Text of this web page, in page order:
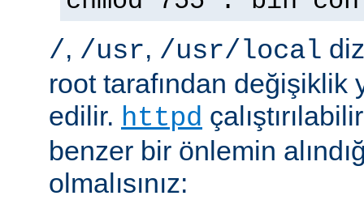
/, /usr, /usr/local
root tarafından değişiklik
edilir. httpd
benzer bir önlemin
olmalısınız: